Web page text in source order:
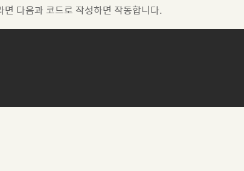
다음과 코드로 작성하면 작동합니다.